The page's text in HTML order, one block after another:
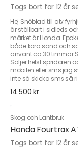
Togs bort för 12 år
Hej Snöblad till atv
är ställbart i sidleds
märket är Honda.
både köra sand och
använt ca 30 timmar
Säljer helst spridaren
mobilen eller sms jag
inte så skicka sms så
14 500 kr
Skog och Lantbruk
Honda Fourtrax
Togs bort för 12 år